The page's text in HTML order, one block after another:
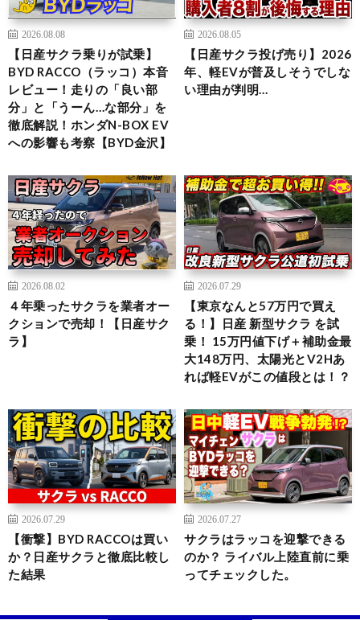
2026.08.08
【日産サクラ乗りが試乗】
BYD RACCO（ラッコ）本音
レビュー！走りの「良い部
分」と「うーん…な部分」を
徹底解説！ホンダN-BOX EV
への影響も考察【BYD金沢】
2026.08.05
【日産サクラ投げ売り】2026
年、軽EVが普及しそうでしな
い理由が判明…
2026.08.02
４年乗ったサクラを業者オー
クションで売却！【日産サク
ラ】
2026.07.29
【東京なんと57万円で買え
る！】日産 新型サクラ を試
乗！ 15万円値下げ＋補助金最
大148万円、太陽光とV2Hあ
れば軽EVがこの値段とは！？
2026.07.29
【衝撃】BYD RACCOは買い
か？日産サクラと徹底比較し
た結果
2026.07.27
サクラはラッコを迎撃できる
のか？ ライバル上陸直前に乗
ってチェックした。